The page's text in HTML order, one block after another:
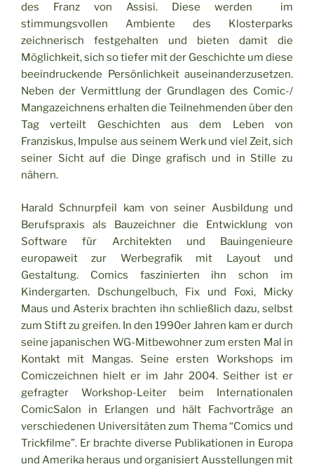
des Franz von Assisi. Diese werden im
stimmungsvollen Ambiente des Klosterparks
zeichnerisch festgehalten und bieten damit die
Möglichkeit, sich so tiefer mit der Geschichte um diese
beeindruckende Persönlichkeit auseinanderzusetzen.
Neben der Vermittlung der Grundlagen des Comic-/
Mangazeichnens erhalten die Teilnehmenden über den
Tag verteilt Geschichten aus dem Leben von
Franziskus, Impulse aus seinem Werk und viel Zeit, sich
seiner Sicht auf die Dinge grafisch und in Stille zu
nähern.
Harald Schnurpfeil kam von seiner Ausbildung und
Berufspraxis als Bauzeichner die Entwicklung von
Software für Architekten und Bauingenieure
europaweit zur Werbegrafik mit Layout und
Gestaltung. Comics faszinierten ihn schon im
Kindergarten. Dschungelbuch, Fix und Foxi, Micky
Maus und Asterix brachten ihn schließlich dazu, selbst
zum Stift zu greifen. In den 1990er Jahren kam er durch
seine japanischen WG-Mitbewohner zum ersten Mal in
Kontakt mit Mangas. Seine ersten Workshops im
Comiczeichnen hielt er im Jahr 2004. Seither ist er
gefragter Workshop-Leiter beim Internationalen
ComicSalon in Erlangen und hält Fachvorträge an
verschiedenen Universitäten zum Thema “Comics und
Trickfilme”. Er brachte diverse Publikationen in Europa
und Amerika heraus und organisiert Ausstellungen mit